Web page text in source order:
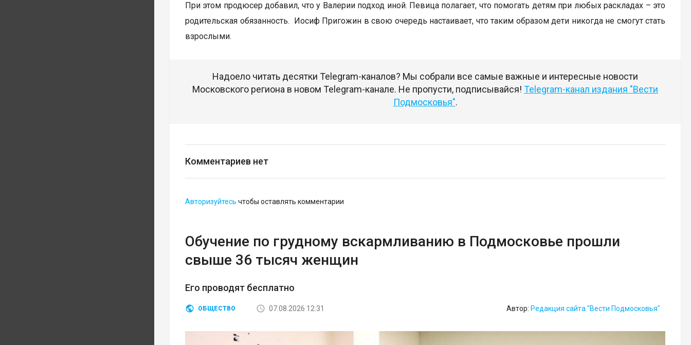
При этом продюсер добавил, что у Валерии подход иной. Певица полагает, что помогать детям при любых раскладах – это
родительская обязанность. Иосиф Пригожин в свою очередь настаивает, что таким образом дети никогда не смогут стать
взрослыми.
Надоело читать десятки Telegram-каналов? Мы собрали все самые важные и интересные новости
Московского региона в новом Telegram-канале. Не пропусти, подписывайся! Telegram-канал издания "Вести
Подмосковья".
Комментариев нет
Авторизуйтесь чтобы оставлять комментарии
Обучение по грудному вскармливанию в Подмосковье прошли
свыше 36 тысяч женщин
Его проводят бесплатно
ОБЩЕСТВО 07.08.2026 12:31 Автор: Редакция сайта "Вести Подмосковья"